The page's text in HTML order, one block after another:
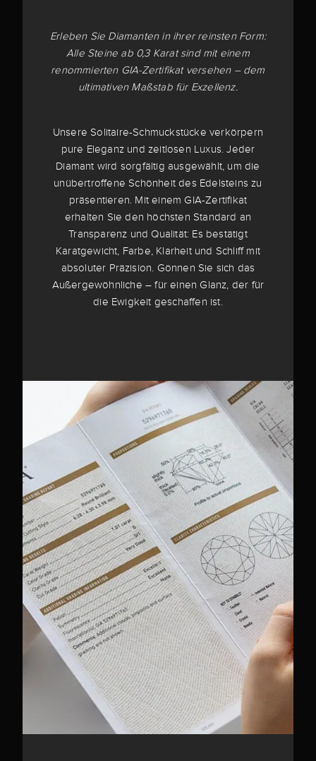
Erleben Sie Diamanten in ihrer reinsten Form:
Alle Steine ab 0,3 Karat sind mit einem
renommierten GIA-Zertifikat versehen – dem
ultimativen Maßstab für Exzellenz.
Unsere Solitaire-Schmuckstücke verkörpern
pure Eleganz und zeitlosen Luxus. Jeder
Diamant wird sorgfältig ausgewählt, um die
unübertroffene Schönheit des Edelsteins zu
präsentieren. Mit einem GIA-Zertifikat
erhalten Sie den höchsten Standard an
Transparenz und Qualität: Es bestätigt
Karatgewicht, Farbe, Klarheit und Schliff mit
absoluter Präzision. Gönnen Sie sich das
Außergewöhnliche – für einen Glanz, der für
die Ewigkeit geschaffen ist.